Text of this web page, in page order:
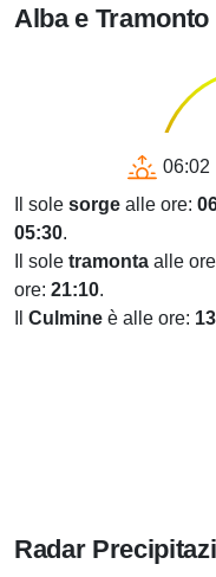
Alba e Tramonto
06:02
Il sole sorge alle ore:
05:30.
Il sole tramonta alle
ore: 21:10.
Culmine è alle ore:
Radar